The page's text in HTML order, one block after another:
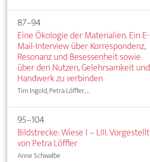
87–94
Eine Ökologie der Materialien. Ein E-
Mail-Interview über Korrespondenz,
Resonanz und Besessenheit sowie
über den Nutzen, Gelehrsamkeit und
Handwerk zu verbinden
Tim Ingold, Petra Löffler, ...
95–104
Bildstrecke: Wiese I – LIII. Vorgestellt
von Petra Löffler
Anne Schwalbe